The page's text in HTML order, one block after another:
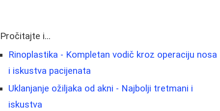
Pročitajte i...
Rinoplastika - Kompletan vodič kroz operaciju nosa
i iskustva pacijenata
Uklanjanje ožiljaka od akni - Najbolji tretmani i
iskustva